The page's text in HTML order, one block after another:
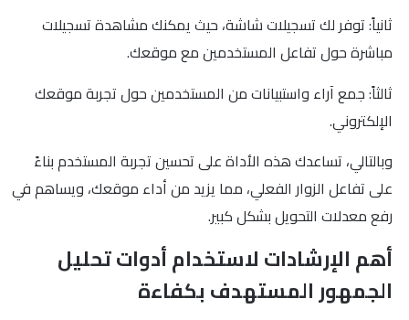
ثانياً: توفر لك تسجيلات شاشة، حيث يمكنك مشاهدة تسجيلات
مباشرة حول تفاعل المستخدمين مع موقعك.
ثالثاً: جمع آراء واستبيانات من المستخدمين حول تجربة موقعك
الإلكتروني.
وبالتالي، تساعدك هذه الأداة على تحسين تجربة المستخدم بناءً
على تفاعل الزوار الفعلي، مما يزيد من أداء موقعك، ويساهم في
رفع معدلات التحويل بشكل كبير.
أهم الإرشادات لاستخدام أدوات تحليل
الجمهور المستهدف بكفاءة